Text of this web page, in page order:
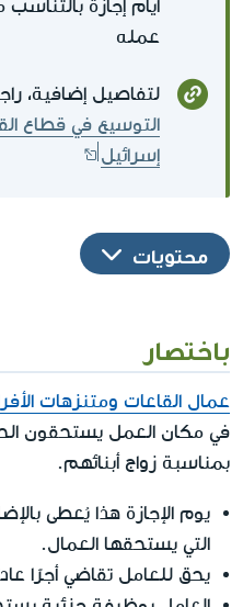
أيام إجازة
عمله
لتفاصيل إضافية، راجعوا
التوسيع في قطاع
إسرائيل
محتويات
باختصار
عمال القاعات ومتنزهات
في مكان العمل يستحقون
بمناسبة زواج أبنائهم.
يوم الإجازة هذا يُعطى
التي يستحقها العمال.
يحق للعامل تقاضي أجرًا